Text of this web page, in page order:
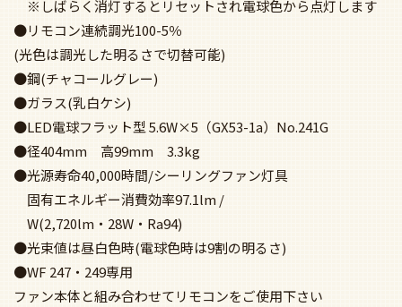
※しばらく消灯するとリセットされ電球色から点灯します
●リモコン連続調光100-5％
(光色は調光した明るさで切替可能)
●鋼(チャコールグレー)
●ガラス(乳白ケシ)
●LED電球フラット型 5.6W×5（GX53-1a）No.241G
●径404mm 高99mm 3.3kg
●光源寿命40,000時間/シーリングファン灯具
固有エネルギー消費効率97.1lm /
W(2,720lm・28W・Ra94)
●光束値は昼白色時(電球色時は9割の明るさ)
●WF 247・249専用
ファン本体と組み合わせてリモコンをご使用下さい